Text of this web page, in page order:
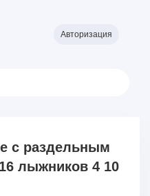
Авторизация
с раздельным
лыжников 4 10